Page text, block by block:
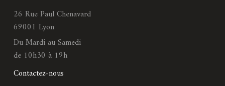
26 Rue Paul Chenavard
69001 Lyon
Du Mardi au Samedi
de 10h30 à 19h
Contactez-nous